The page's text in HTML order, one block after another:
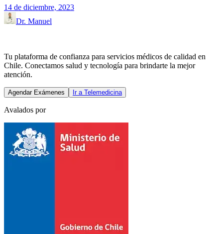
14 de diciembre, 2023
Dr. Manuel
Tu plataforma de confianza para servicios médicos de calidad en
Chile. Conectamos salud y tecnología para brindarte la mejor
atención.
Agendar Exámenes Ir a Telemedicina
Avalados por